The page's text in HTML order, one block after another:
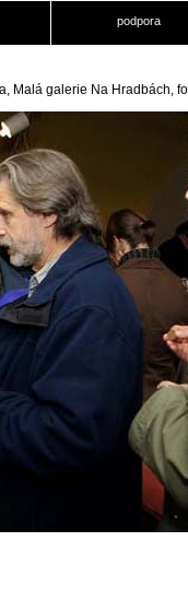
podpora
Malá galerie Na Hradbách,